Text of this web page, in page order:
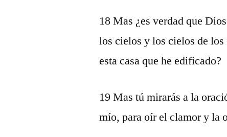
18 Mas ¿es verdad que
los cielos y los cielos de
esta casa que he edificado?
19 Mas tú mirarás a la
mío, para oír el clamor y la